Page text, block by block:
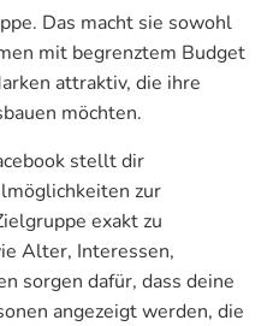
Das macht sie sowohl
mit begrenztem Budget
attraktiv, die ihre
möchten.
stellt dir
zur
exakt zu
Alter, Interessen,
sorgen dafür, dass deine
angezeigt werden, die